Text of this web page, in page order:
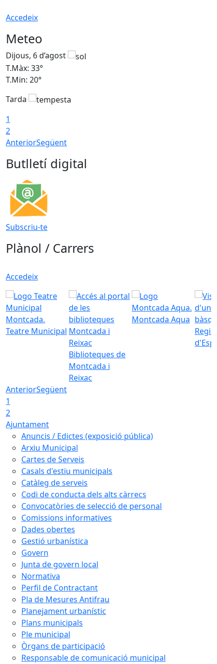
Accedeix
Meteo
Dijous, 6 d’agost
T.Màx: 33°
T.Min: 20°
Tarda
1
2
AnteriorSegüent
Butlletí digital
Subscriu-te
Plànol / Carrers
Accedeix
Teatre Municipal
Biblioteques de
Montcada i
Reixac
Montcada Aqua
AnteriorSegüent
1
2
Ajuntament
Anuncis / Edictes (exposició pública)
Arxiu Municipal
Cartes de Serveis
Casals d'estiu municipals
Catàleg de serveis
Codi de conducta dels alts càrrecs
Convocatòries de selecció de personal
Comissions informatives
Dades obertes
Gestió urbanística
Govern
Junta de govern local
Normativa
Perfil de Contractant
Pla de Mesures Antifrau
Planejament urbanístic
Plans municipals
Ple municipal
Òrgans de participació
Responsable de comunicació municipal